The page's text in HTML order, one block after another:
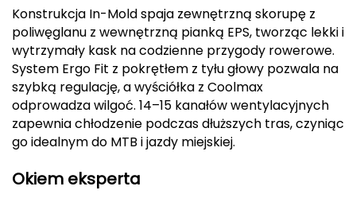
EISBAR
ENERO
ENERO CAMP
ENERO PRO
Konstrukcja In-Mold spaja zewnętrzną skorupę z
poliwęglanu z wewnętrzną pianką EPS, tworząc lekki i
wytrzymały kask na codzienne przygody rowerowe.
System Ergo Fit z pokrętłem z tyłu głowy pozwala na
szybką regulację, a wyściółka z Coolmax
odprowadza wilgoć. 14–15 kanałów wentylacyjnych
zapewnia chłodzenie podczas dłuższych tras, czyniąc
go idealnym do MTB i jazdy miejskiej.
Okiem eksperta